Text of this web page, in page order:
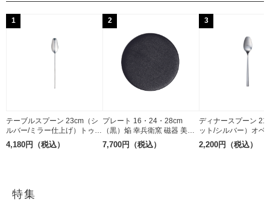
1
テーブルスプーン 23cm（シ
ルバー/ミラー仕上げ）トゥー
Belo Inox 18-10ステンレス
4,180円（税込）
2
プレート 16・24・28cm
（黒）焔 幸兵衛窯 磁器 美濃
焼
7,700円（税込）
3
ディナースプーン
ット/シルバー）オベ
elo Inox ステンレス
2,200円（税込）
特集